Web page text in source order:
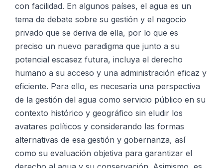
con facilidad. En algunos países, el agua es un
tema de debate sobre su gestión y el negocio
privado que se deriva de ella, por lo que es
preciso un nuevo paradigma que junto a su
potencial escasez futura, incluya el derecho
humano a su acceso y una administración eficaz y
eficiente. Para ello, es necesaria una perspectiva
de la gestión del agua como servicio público en su
contexto histórico y geográfico sin eludir los
avatares políticos y considerando las formas
alternativas de esa gestión y gobernanza, así
como su evaluación objetiva para garantizar el